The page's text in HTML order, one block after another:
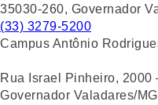
35030-260, Governador
(33) 3279-5200
Campus Antônio
Rua Israel Pinheiro, 2000
Governador Valadares/MG